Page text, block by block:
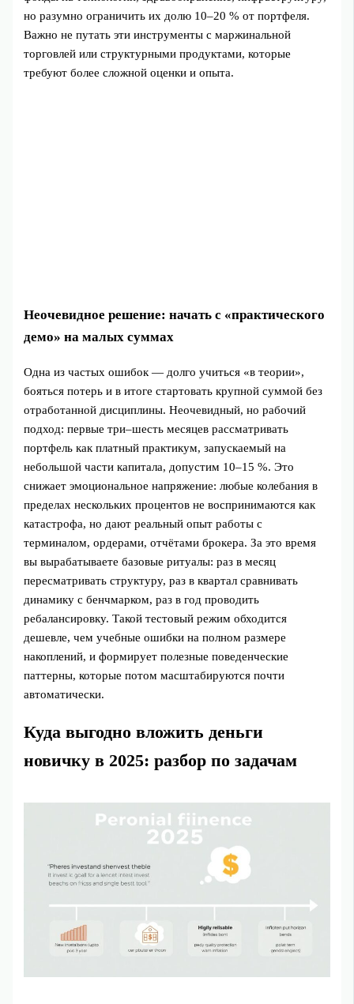
но разумно ограничить их долю 10–20 % от портфеля.
Важно не путать эти инструменты с маржинальной
торговлей или структурными продуктами, которые
требуют более сложной оценки и опыта.
Неочевидное решение: начать с «практического
демо» на малых суммах
Одна из частых ошибок — долго учиться «в теории»,
бояться потерь и в итоге стартовать крупной суммой без
отработанной дисциплины. Неочевидный, но рабочий
подход: первые три–шесть месяцев рассматривать
портфель как платный практикум, запускаемый на
небольшой части капитала, допустим 10–15 %. Это
снижает эмоциональное напряжение: любые колебания в
пределах нескольких процентов не воспринимаются как
катастрофа, но дают реальный опыт работы с
терминалом, ордерами, отчётами брокера. За это время
вы вырабатываете базовые ритуалы: раз в месяц
пересматривать структуру, раз в квартал сравнивать
динамику с бенчмарком, раз в год проводить
ребалансировку. Такой тестовый режим обходится
дешевле, чем учебные ошибки на полном размере
накоплений, и формирует полезные поведенческие
паттерны, которые потом масштабируются почти
автоматически.
Куда выгодно вложить деньги
новичку в 2025: разбор по задачам